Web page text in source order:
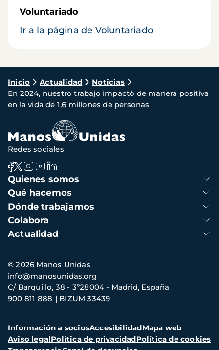
Voluntariado
Ir a la página de Voluntariado
Ruta
de
navegación
Inicio Actualidad
Noticias
En 2024, nuestro trabajo impactó de manera positiva
en la vida de 1,6 millones de personas
Navegación
principal
Quienes somos
Qué hacemos
Dónde trabajamos
Colabora
Actualidad
Redes sociales
Información
de
contacto
© 2026 Manos Unidas
C/ Barquillo, 38 - 3º28004 - Madrid, España
900 811 888
BIZUM 33439
info@manosunidas.org
Menú
secundario
Información a sociosAccesibilidadMapa web
Aviso legalPolítica de privacidadPolítica de cookies